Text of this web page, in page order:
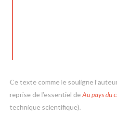
Ce texte comme le souligne
reprise de l’essentiel de Au pays du
technique scientifique).